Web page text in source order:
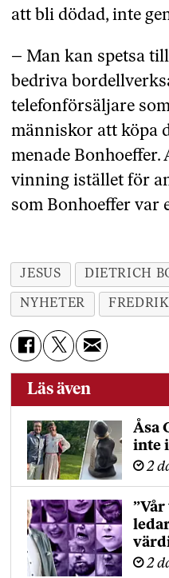
att bli dödad, inte
– Man kan spetsa
bedriva
telefonförsäljare
människor att köpa
menade Bonhoeffer.
vinning istället för
som Bonhoeffer var
JESUS DIETRICH
NYHETER
Läs även
Åsa
inte
2
2